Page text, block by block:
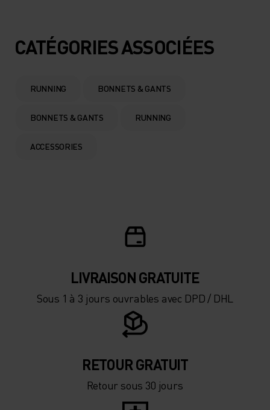
CATÉGORIES ASSOCIÉES
RUNNING BONNETS & GANTS
BONNETS & GANTS RUNNING
ACCESSORIES
LIVRAISON GRATUITE
Sous 1 à 3 jours ouvrables avec DPD / DHL
RETOUR GRATUIT
Retour sous 30 jours